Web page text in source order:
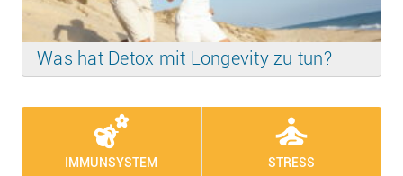
Was hat Detox mit Longevity zu tun?
emoji_nature
IMMUNSYSTEM
self_improvement
STRESS